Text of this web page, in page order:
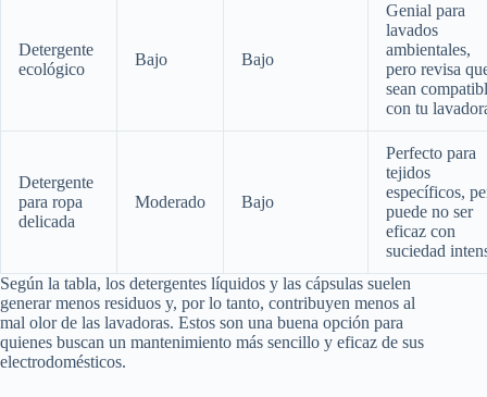
Detergente
ecológico
Bajo Bajo
Genial para
lavados
ambientales,
pero revisa
sean
con tu
Detergente
para ropa
delicada
Moderado Bajo
Perfecto para
tejidos
específicos,
puede no ser
eficaz con
suciedad
Según la tabla, los detergentes líquidos y las cápsulas suelen
generar menos residuos y, por lo tanto, contribuyen menos al
mal olor de las lavadoras. Estos son una buena opción para
quienes buscan un mantenimiento más sencillo y eficaz de sus
electrodomésticos.